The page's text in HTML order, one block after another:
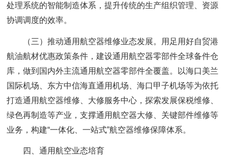
处理系统的智能制造体系，提升传统的生产组织管理、资源
协调调度的效率。
（三）推动通用航空器维修业态发展。用足用好自贸港
航油航材优惠政策条件，建设通用航空器零部件全球备件仓
库，做到国内外主流通用航空器零部件全覆盖。以海口美兰
国际机场、东方中信海直通用机场、海口甲子机场等为依托
打造通用航空器维修、大修服务中心，探索发展保税维修、
绿色再制造等产业，支撑通用航空器大修、关键部件维修等
业务，构建“一体化、一站式”航空器维修保障体系。
四、通用航空业态培育